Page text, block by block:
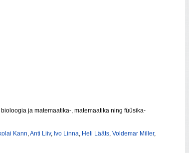
ja matemaatika-, matemaatika ning füüsika-
Kann,Anti Liiv, Ivo Linna, Heli Lääts, Voldemar Miller,